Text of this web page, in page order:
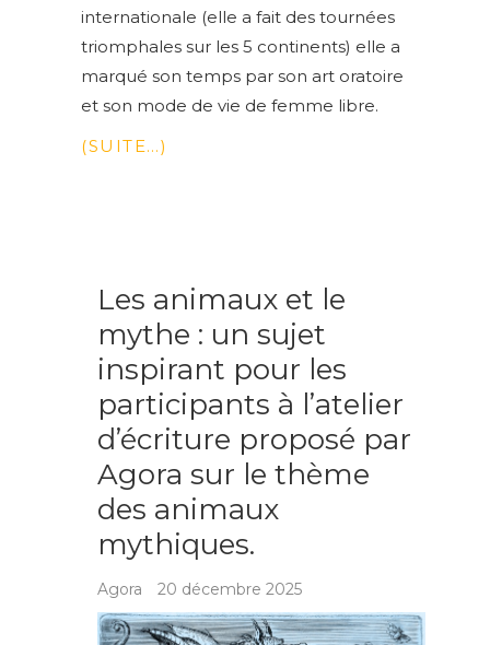
internationale (elle a fait des tournées
triomphales sur les 5 continents) elle a
marqué son temps par son art oratoire
et son mode de vie de femme libre.
(SUITE…)
Les animaux et le
mythe : un sujet
inspirant pour les
participants à l’atelier
d’écriture proposé par
Agora sur le thème
des animaux
mythiques.
Agora 20 décembre 2025